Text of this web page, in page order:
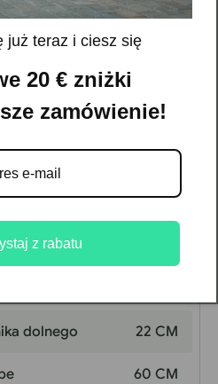
110 CM
94 CM
58 CM
dolnego 22 CM
60 CM
już teraz i ciesz się
20 € zniżki
zamówienie!
z rabatu